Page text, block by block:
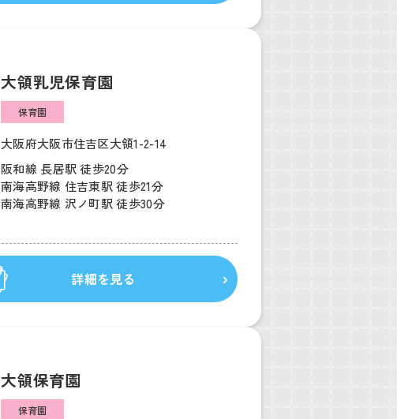
大領乳児保育園
保育園
大阪府大阪市住吉区大領1-2-14
阪和線 長居駅 徒歩20分
南海高野線 住吉東駅 徒歩21分
南海高野線 沢ノ町駅 徒歩30分
詳細を見る
大領保育園
保育園